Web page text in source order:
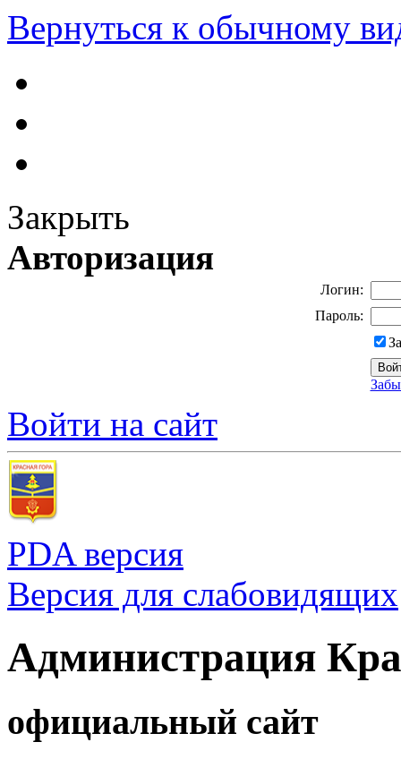
Вернуться к обычному
Закрыть
Авторизация
Логин:
Пароль:
Войти на сайт
PDA версия
Версия для слабовидящих
Администрация
официальный сайт